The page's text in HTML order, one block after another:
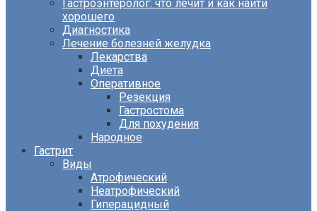
Гастроэнтеролог: что лечит и как найти
хорошего
Диагностика
Лечение болезней желудка
Лекарства
Диета
Оперативное
Резекция
Гастростома
Для похудения
Народное
Гастрит
Виды
Атрофический
Неатрофический
Гиперацидный